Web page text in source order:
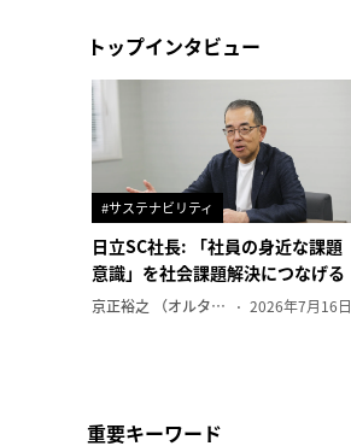
トップインタビュー
#サステナビリティ
日立SC社長: 「社員の身近な課題
意識」を社会課題解決につなげる
京正裕之 （オルタナ副編集長） 2026年7月16日
重要キーワード